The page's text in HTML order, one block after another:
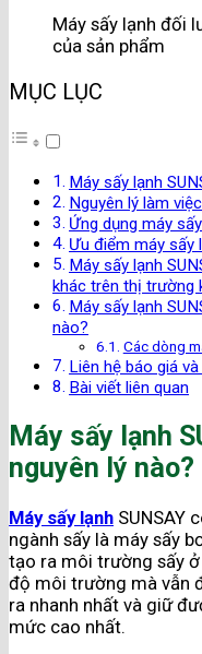
Máy sấy lạnh đối
của sản phẩm
MỤC LỤC
Máy sấy lạnh
Nguyên lý làm
Ứng dụng máy
Ưu điểm máy sấy
Máy sấy lạnh
khác trên thị trường
Máy sấy lạnh
nào?
Các dòng
Liên hệ báo giá
Bài viết liên quan
Máy sấy lạnh
nguyên lý nào?
Máy sấy lạnh SUNSAY
ngành sấy là máy sấy
tạo ra môi trường sấy
độ môi trường mà vẫn
ra nhanh nhất và giữ
mức cao nhất.